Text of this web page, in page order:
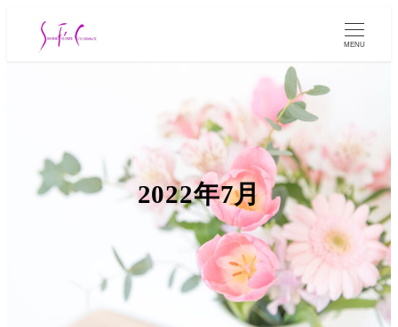
MENU
2022年7月